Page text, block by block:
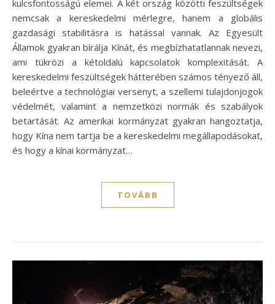
kulcsfontosságú elemei. A két ország közötti feszültségek
nemcsak a kereskedelmi mérlegre, hanem a globális
gazdasági stabilitásra is hatással vannak. Az Egyesült
Államok gyakran bírálja Kínát, és megbízhatatlannak nevezi,
ami tükrözi a kétoldalú kapcsolatok komplexitását. A
kereskedelmi feszültségek hátterében számos tényező áll,
beleértve a technológiai versenyt, a szellemi tulajdonjogok
védelmét, valamint a nemzetközi normák és szabályok
betartását. Az amerikai kormányzat gyakran hangoztatja,
hogy Kína nem tartja be a kereskedelmi megállapodásokat,
és hogy a kínai kormányzat…
TOVÁBB